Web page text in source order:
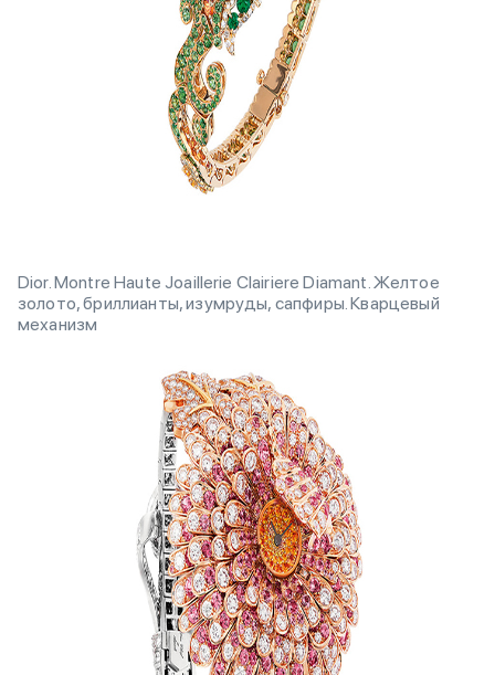
Dior. Montre Haute Joaillerie Clairiere Diamant. Желтое
золото, бриллианты, изумруды, сапфиры. Кварцевый
механизм